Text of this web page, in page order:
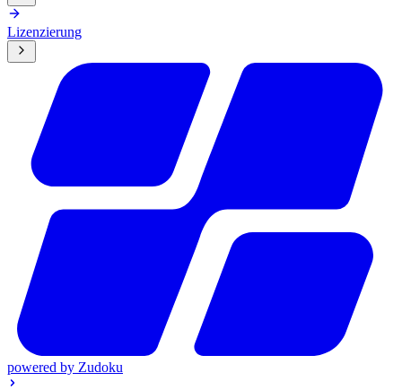
Lizenzierung
powered by Zudoku